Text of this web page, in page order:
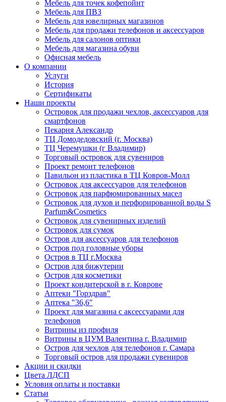
Мебель для точек кофепойнт
Мебель для ПВЗ
Мебель для ювелирных магазинов
Мебель для продажи телефонов и аксессуаров
Мебель для салонов оптики
Мебель для магазина обуви
Офисная мебель
О компании
Услуги
История
Сертификаты
Наши проекты
Островок для продажи чехлов, аксессуаров для
смартфонов
Пекарня Александр
ТЦ Домодедовский (г. Москва)
ТЦ Черемушки (г Владимир)
Торговый островок для сувениров
Проект ремонт телефонов
Павильон из пластика в ТЦ Ковров-Молл
Островок для аксессуаров для телефонов
Островок для парфюмированных масел
Островок для духов и перфорированной воды S
Parfum&Cosmetics
Островок для сувенирных изделий
Островок для сумок
Остров для аксессуаров для телефонов
Остров под головные уборы
Остров в ТЦ г.Москва
Остров для бижутерии
Остров для косметики
Проект кондитерской в г. Коврове
Аптеки "Горздрав"
Аптека "36,6"
Проект для магазина с аксессуарами для
телефонов
Витрины из профиля
Витрины в ЦУМ Валентина г. Владимир
Остров для чехлов для телефонов г. Самара
Торговый остров для продажи сувениров
Акции и скидки
Цвета ЛДСП
Условия оплаты и поставки
Статьи